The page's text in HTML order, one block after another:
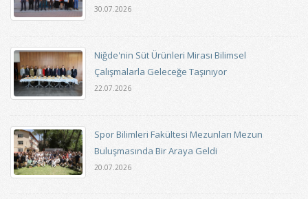
30.07.2026
Niğde'nin Süt Ürünleri Mirası Bilimsel
Çalışmalarla Geleceğe Taşınıyor
22.07.2026
Spor Bilimleri Fakültesi Mezunları Mezun
Buluşmasında Bir Araya Geldi
20.07.2026